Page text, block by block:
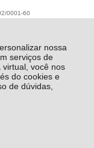
nossa
serviços de
virtual, você nos
do cookies e
de dúvidas,
0001-60